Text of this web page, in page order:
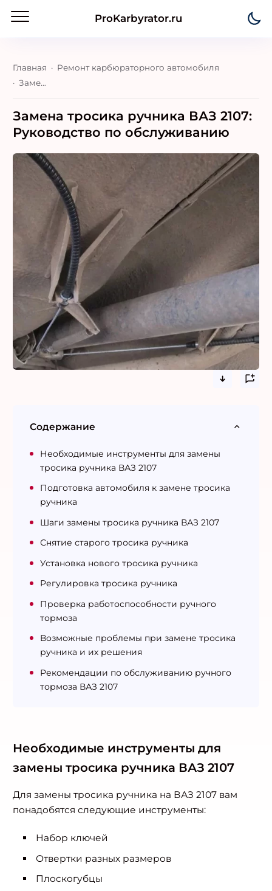
ProKarbyrator.ru
Главная
Ремонт карбюраторного автомобиля
Замена тросика ручника ВАЗ 2107: Руководство по обслуживанию
Замена тросика ручника ВАЗ 2107:
Руководство по обслуживанию
Необходимые инструменты для
замены тросика ручника ВАЗ 2107
Для замены тросика ручника на ВАЗ 2107 вам
понадобятся следующие инструменты:
Набор ключей
Отвертки разных размеров
Плоскогубцы
Содержание
Необходимые инструменты для замены
тросика ручника ВАЗ 2107
Подготовка автомобиля к замене тросика
ручника
Шаги замены тросика ручника ВАЗ 2107
Снятие старого тросика ручника
Установка нового тросика ручника
Регулировка тросика ручника
Проверка работоспособности ручного
тормоза
Возможные проблемы при замене тросика
ручника и их решения
Рекомендации по обслуживанию ручного
тормоза ВАЗ 2107